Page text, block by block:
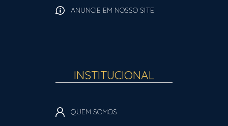
ANUNCIE EM NOSSO SITE
INSTITUCIONAL
QUEM SOMOS